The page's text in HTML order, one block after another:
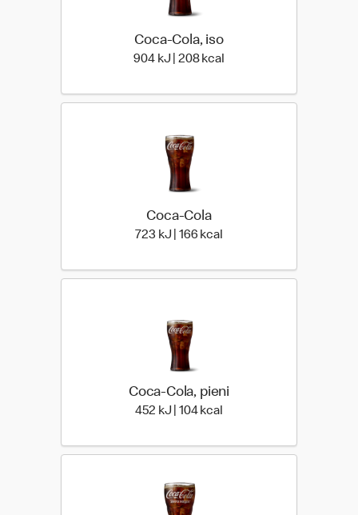
Coca-Cola, iso
904 kJ | 208 kcal
Coca-Cola
723 kJ | 166 kcal
Coca-Cola, pieni
452 kJ | 104 kcal